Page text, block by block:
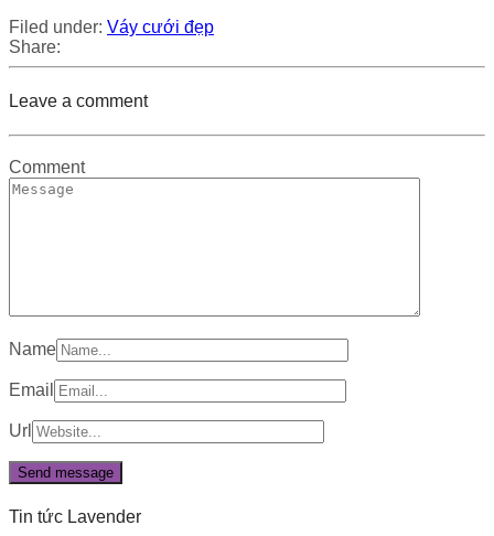
Filed under: Váy cưới đẹp
Share:
Leave a comment
Comment
Name
Email
Url
Tin tức Lavender